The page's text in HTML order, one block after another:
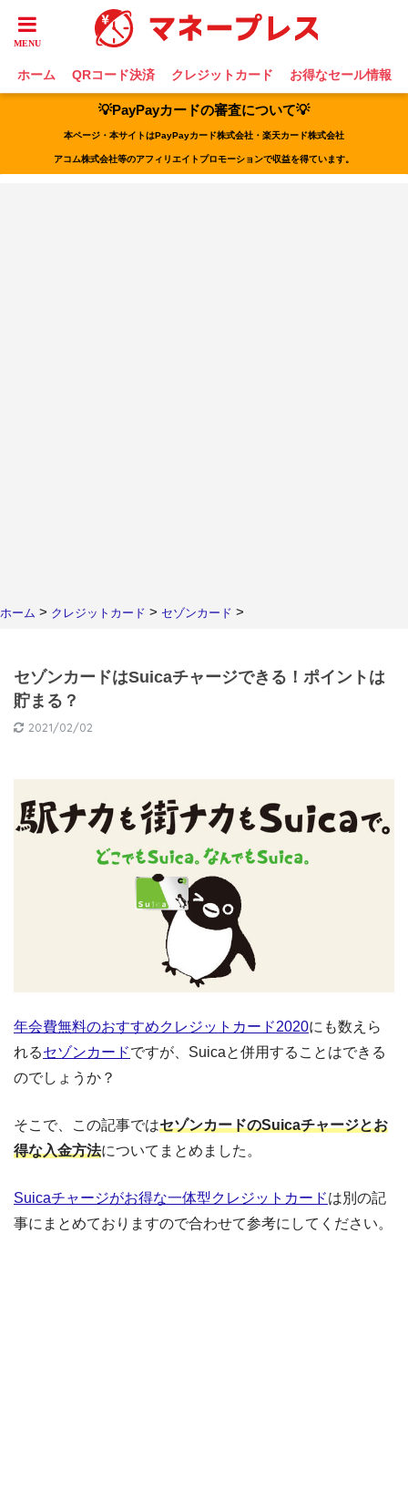
ホーム QRコード決済 クレジットカード お得なセール情報
💡PayPayカードの審査について💡
本ページ・本サイトはPayPayカード株式会社・楽天カード株式会社
アコム株式会社等のアフィリエイトプロモーションで収益を得ています。
ホーム > クレジットカード > セゾンカード >
セゾンカードはSuicaチャージできる！ポイントは
貯まる？
2021/02/02
年会費無料のおすすめクレジットカード2020にも数えら
れるセゾンカードですが、Suicaと併用することはできる
のでしょうか？
そこで、この記事ではセゾンカードのSuicaチャージとお
得な入金方法についてまとめました。
Suicaチャージがお得な一体型クレジットカードは別の記
事にまとめておりますので合わせて参考にしてください。